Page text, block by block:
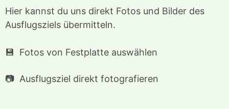
Hier kannst du uns direkt Fotos und Bilder des
Ausflugsziels übermitteln.
Fotos von Festplatte auswählen
Ausflugsziel direkt fotografieren